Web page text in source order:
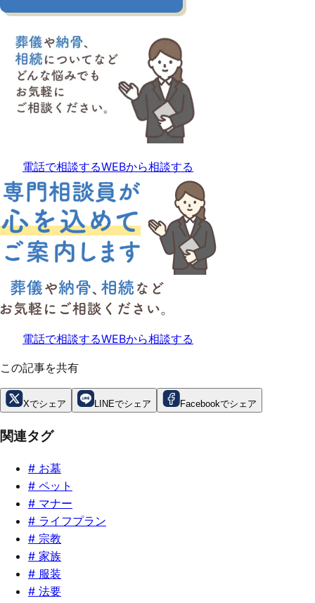
電話で相談するWEBから相談する
電話で相談するWEBから相談する
この記事を共有
Xでシェア LINEでシェア Facebookでシェア
関連タグ
# お墓
# ペット
# マナー
# ライフプラン
# 宗教
# 家族
# 服装
# 法要